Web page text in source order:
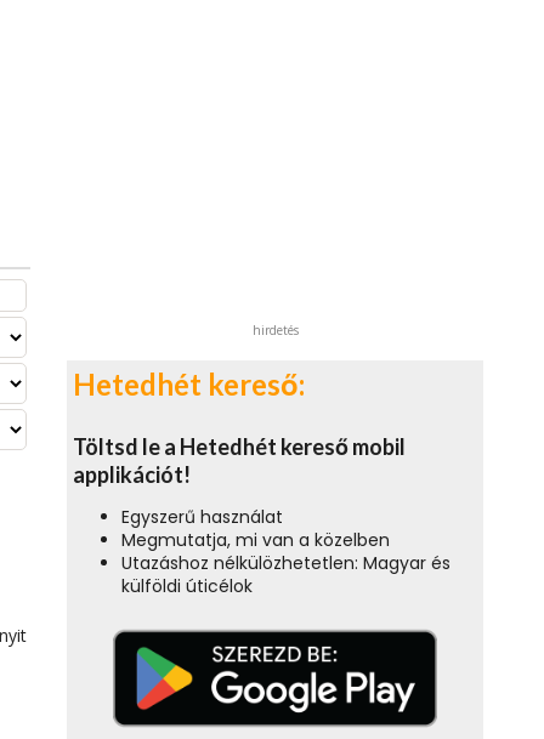
hirdetés
Hetedhét kereső:
Töltsd le a Hetedhét kereső mobil
applikációt!
Egyszerű használat
Megmutatja, mi van a közelben
Utazáshoz nélkülözhetetlen: Magyar és
külföldi úticélok